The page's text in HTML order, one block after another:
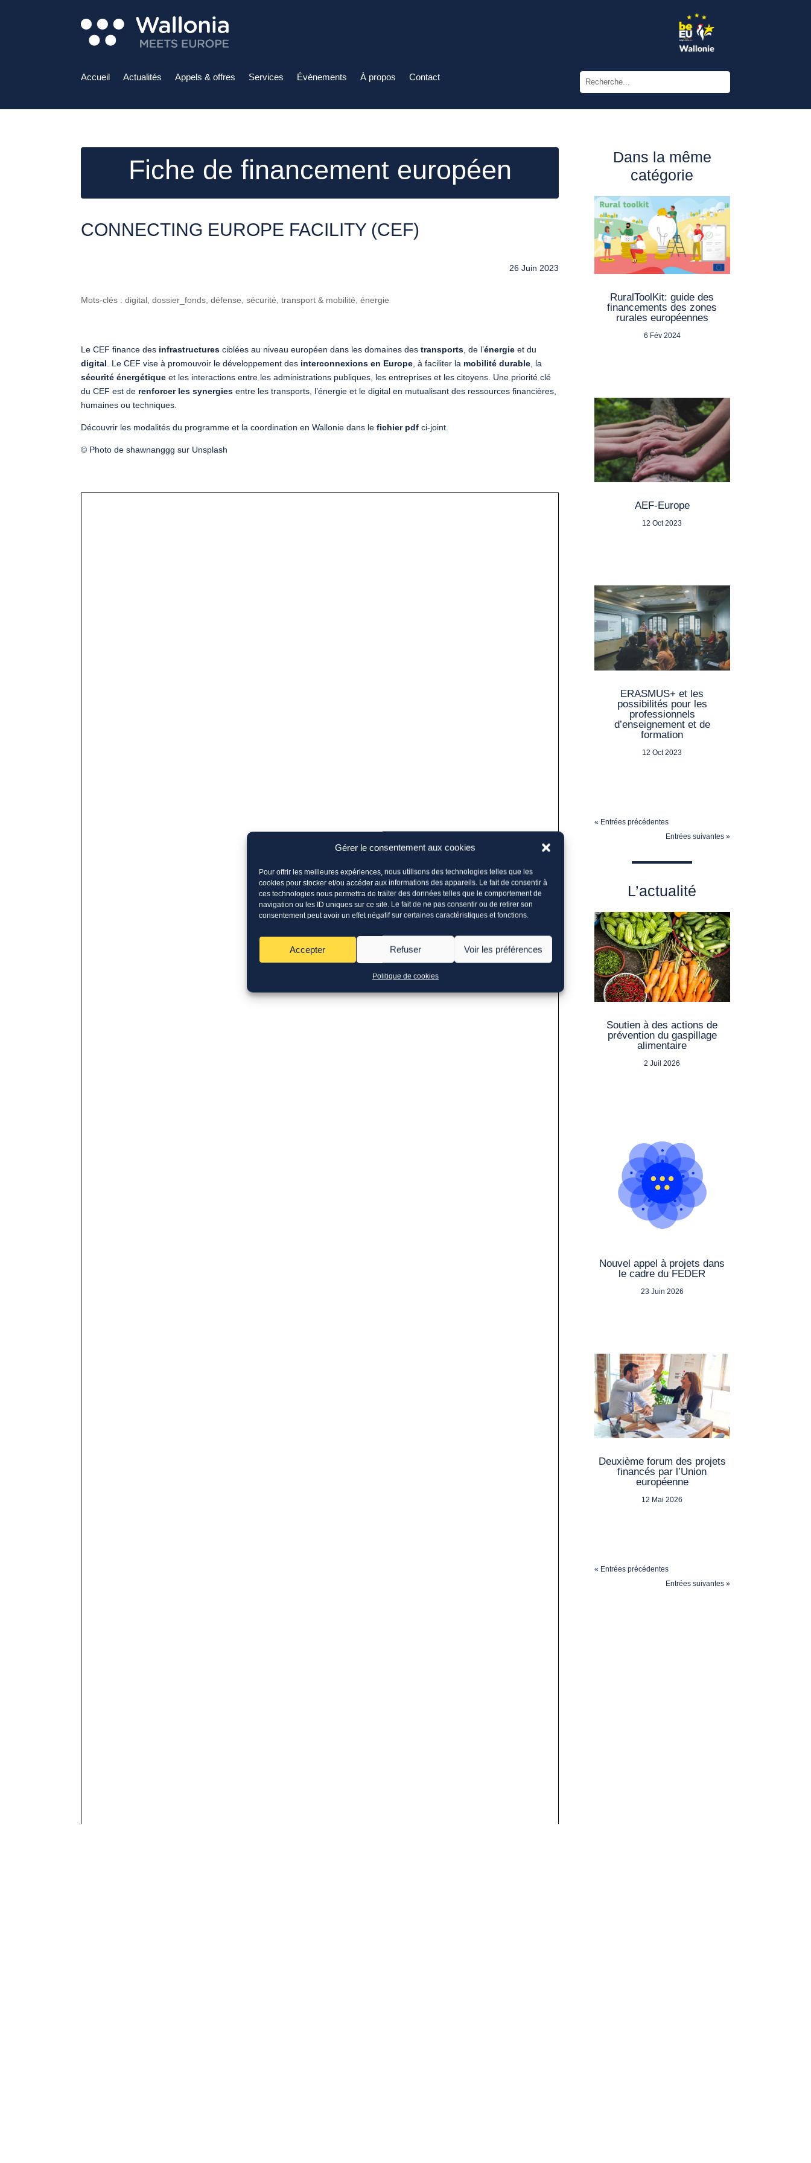
Gérer le consentement aux cookies
Pour offrir les meilleures expériences, nous utilisons des technologies telles que les
cookies pour stocker et/ou accéder aux informations des appareils. Le fait de consentir à
ces technologies nous permettra de traiter des données telles que le comportement de
navigation ou les ID uniques sur ce site. Le fait de ne pas consentir ou de retirer son
consentement peut avoir un effet négatif sur certaines caractéristiques et fonctions.
Accepter Refuser Voir les préférences
Politique de cookies
Accueil Actualités Appels & offres Services Évènements À propos Contact
Fiche de financement européen
CONNECTING EUROPE FACILITY (CEF)
26 Juin 2023
Mots-clés : digital, dossier_fonds, défense, sécurité, transport & mobilité, énergie
Le CEF finance des infrastructures ciblées au niveau européen dans les domaines destransports , de l’énergie et du
digital . Le CEF vise à promouvoir le développement des interconnexions en Europe , à faciliter la mobilité durable , la
sécurité énergétique et les interactions entre les administrations publiques, les entreprises et les citoyens. Une priorité clé
du CEF est de renforcer les synergies entre les transports, l’énergie et le digital en mutualisant des ressources financières,
humaines ou techniques.
Découvrir les modalités du programme et la coordination en Wallonie dans lefichier pdf ci-joint.
© Photo de shawnanggg sur Unsplash
Dans la même
catégorie
RuralToolKit: guide des
financements des zones
rurales européennes
6 Fév 2024
AEF-Europe
12 Oct 2023
ERASMUS+ et les
possibilités pour les
professionnels
d’enseignement et de
formation
12 Oct 2023
« Entrées précédentes
Entrées suivantes »
L’actualité
Soutien à des actions de
prévention du gaspillage
alimentaire
2 Juil 2026
Nouvel appel à projets dans
le cadre du FEDER
23 Juin 2026
Deuxième forum des projets
financés par l’Union
européenne
12 Mai 2026
« Entrées précédentes
Entrées suivantes »